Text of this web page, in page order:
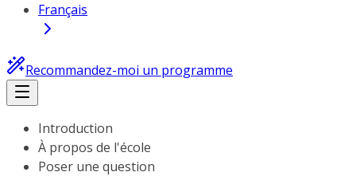
Français
Recommandez-moi un programme
Introduction
À propos de l'école
Poser une question